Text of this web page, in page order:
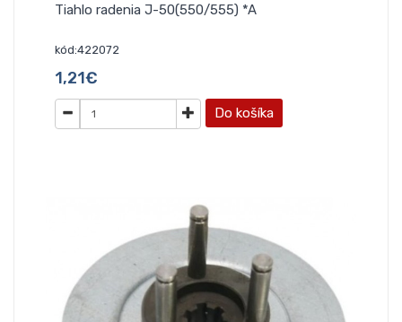
Tiahlo radenia J-50(550/555) *A
kód:422072
1,21€
Do košíka